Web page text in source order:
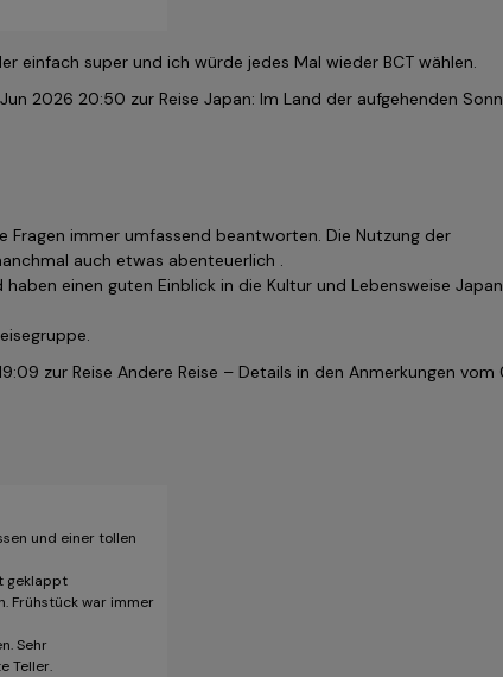
einfach super und ich würde jedes Mal wieder BCT wählen.
2026 20:50 zur Reise Japan: Im Land der aufgehenden
Fragen immer umfassend beantworten. Die Nutzung der
auch etwas abenteuerlich .
einen guten Einblick in die Kultur und Lebensweise
zur Reise Andere Reise – Details in den Anmerkungen vom
und einer tollen
geklappt
Frühstück war immer
Sehr
Teller.